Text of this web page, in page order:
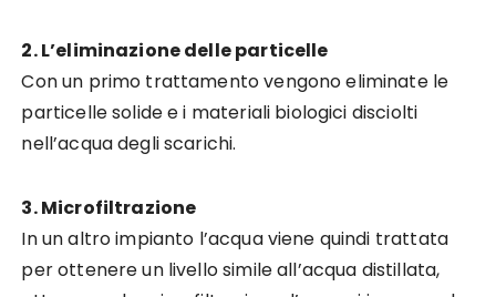
2. L’eliminazione delle particelle
Con un primo trattamento vengono eliminate le
particelle solide e i materiali biologici disciolti
nell’acqua degli scarichi.
3. Microfiltrazione
In un altro impianto l’acqua viene quindi trattata
per ottenere un livello simile all’acqua distillata,